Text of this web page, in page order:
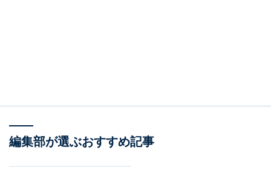
覚をもって過ごしましょう。水分と休憩をマメにとる、
日傘や帽子を活用するなど、自衛に努めるといいみた
編集部が選ぶおすすめ記事